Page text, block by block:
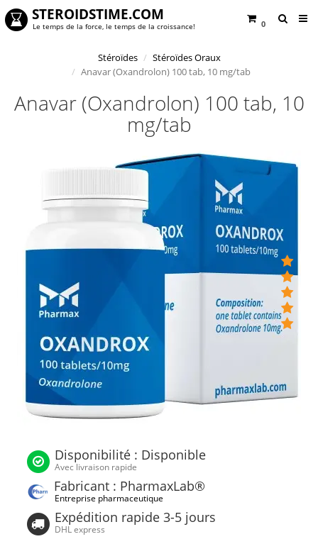
0
STEROIDSTIME.COM
Le temps de la force, le temps de la croissance!
Stéroïdes
Stéroïdes Oraux
Anavar (Oxandrolon) 100 tab, 10 mg/tab
Anavar (Oxandrolon) 100 tab, 10
mg/tab
Disponibilité : Disponible
Avec livraison rapide
Fabricant : PharmaxLab®
Entreprise pharmaceutique
Expédition rapide 3-5 jours
DHL express